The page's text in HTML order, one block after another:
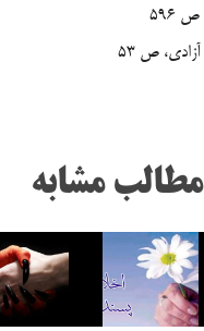
مطالب مشابه